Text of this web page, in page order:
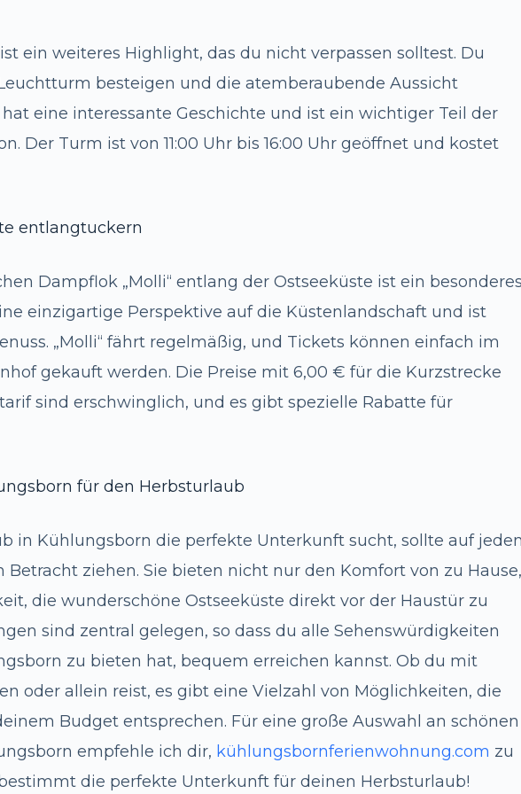
ein weiteres Highlight, das du nicht verpassen solltest. Du
besteigen und die atemberaubende Aussicht
eine interessante Geschichte und ist ein wichtiger Teil der
Der Turm ist von 11:00 Uhr bis 16:00 Uhr geöffnet und kostet
entlangtuckern
Dampflok „Molli“ entlang der Ostseeküste ist ein
einzigartige Perspektive auf die Küstenlandschaft und ist
„Molli“ fährt regelmäßig, und Tickets können einfach im
gekauft werden. Die Preise mit 6,00 € für die Kurzstrecke
sind erschwinglich, und es gibt spezielle Rabatte für
für den Herbsturlaub
in Kühlungsborn die perfekte Unterkunft sucht, sollte auf
Betracht ziehen. Sie bieten nicht nur den Komfort von zu
die wunderschöne Ostseeküste direkt vor der Haustür zu
sind zentral gelegen, so dass du alle Sehenswürdigkeiten
zu bieten hat, bequem erreichen kannst. Ob du mit
oder allein reist, es gibt eine Vielzahl von Möglichkeiten, die
Budget entsprechen. Für eine große Auswahl an schönen
empfehle ich dir, kühlungsbornferienwohnung.com zu
die perfekte Unterkunft für deinen Herbsturlaub!